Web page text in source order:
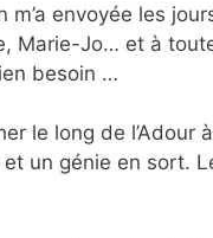
m’a envoyée les
Marie-Jo… et à
besoin …
le long de l’Adour
un génie en sort.